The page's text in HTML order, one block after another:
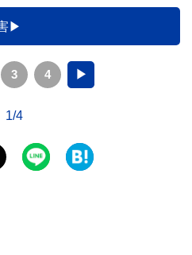
3 4 ▶
1/4